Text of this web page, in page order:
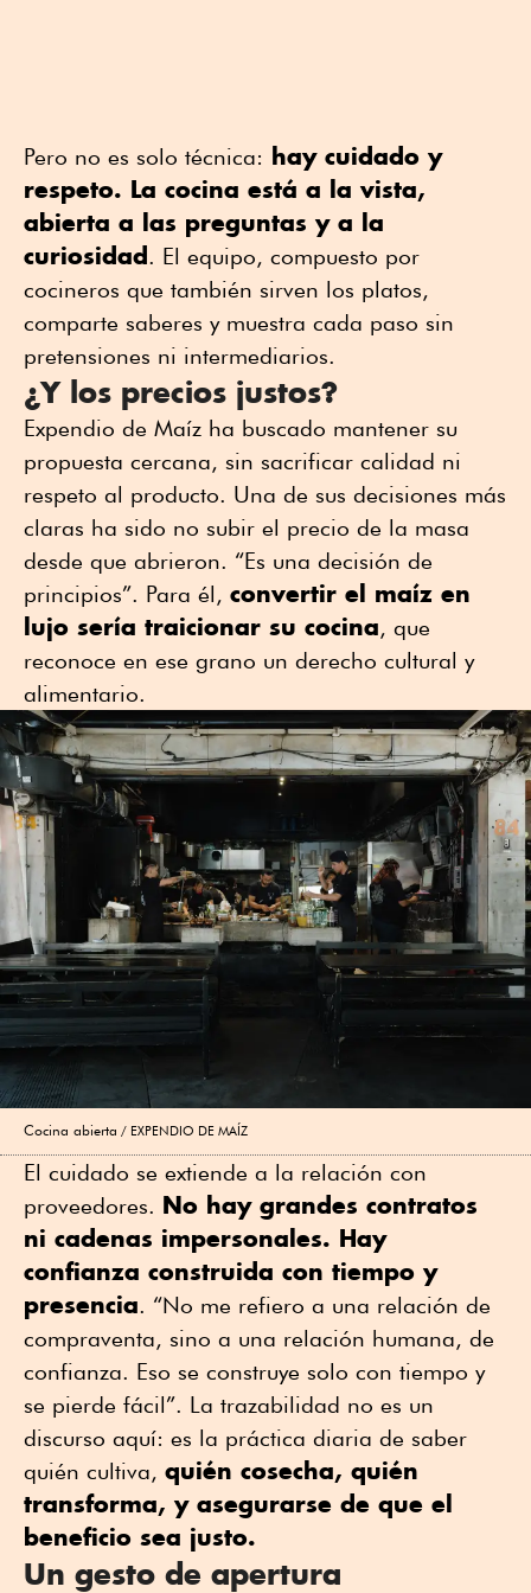
Pero no es solo técnica: hay cuidado y
respeto. La cocina está a la vista,
abierta a las preguntas y a la
curiosidad. El equipo, compuesto por
cocineros que también sirven los platos,
comparte saberes y muestra cada paso sin
pretensiones ni intermediarios.
¿Y los precios justos?
Expendio de Maíz ha buscado mantener su
propuesta cercana, sin sacrificar calidad ni
respeto al producto. Una de sus decisiones más
claras ha sido no subir el precio de la masa
desde que abrieron. “Es una decisión de
principios”. Para él, convertir el maíz en
lujo sería traicionar su cocina, que
reconoce en ese grano un derecho cultural y
alimentario.
Cocina abierta EXPENDIO DE MAÍZ
El cuidado se extiende a la relación con
proveedores. No hay grandes contratos
ni cadenas impersonales. Hay
confianza construida con tiempo y
presencia. “No me refiero a una relación de
compraventa, sino a una relación humana, de
confianza. Eso se construye solo con tiempo y
se pierde fácil”. La trazabilidad no es un
discurso aquí: es la práctica diaria de saber
quién cultiva, quién cosecha, quién
transforma, y asegurarse de que el
beneficio sea justo.
Un gesto de apertura